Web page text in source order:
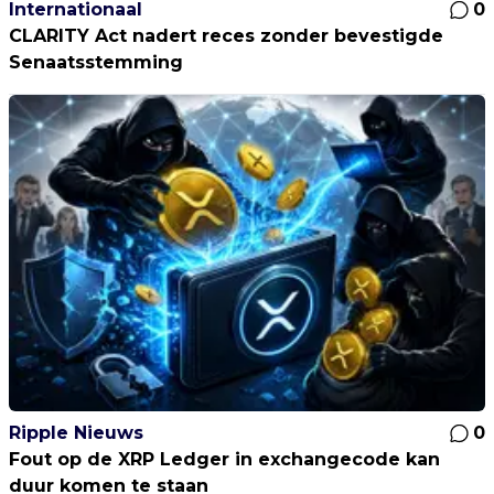
Internationaal
0
CLARITY Act nadert reces zonder bevestigde
Senaatsstemming
Ripple Nieuws
0
Fout op de XRP Ledger in exchangecode kan
duur komen te staan